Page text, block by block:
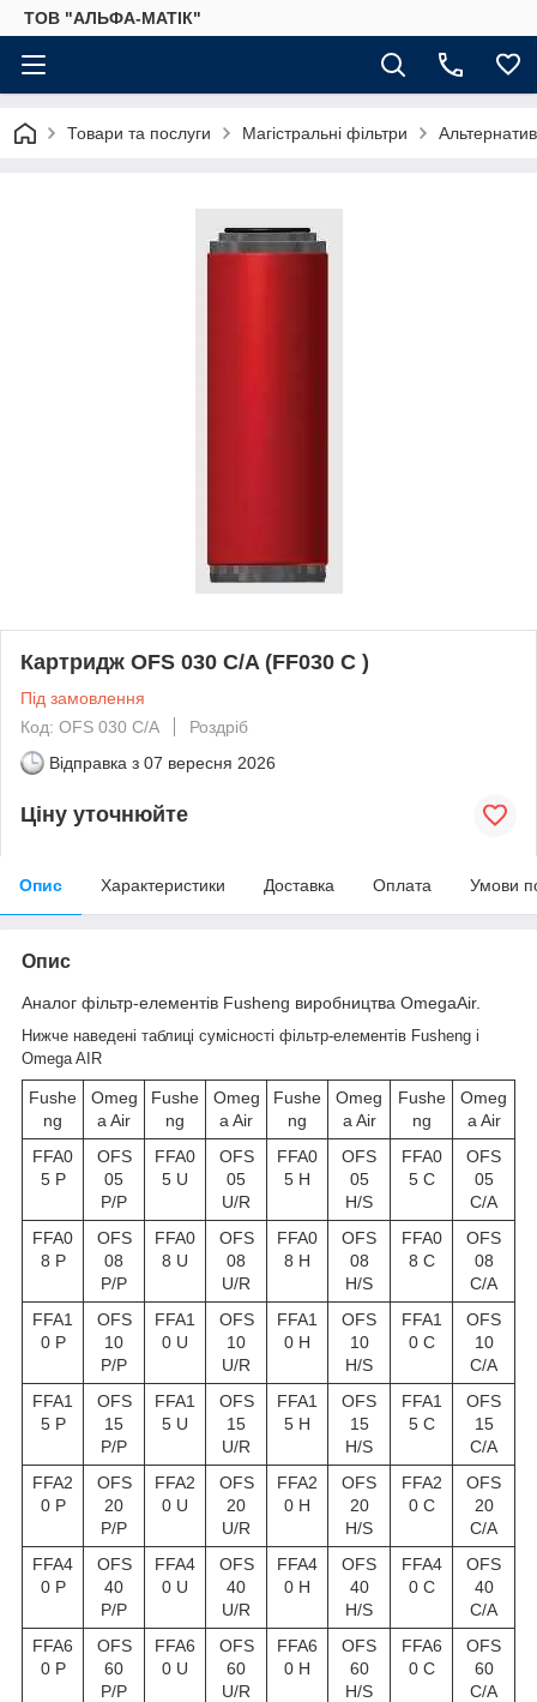
ТОВ "АЛЬФА-МАТІК"
Товари та послуги Магістральні фільтри
Картридж OFS 030 C/A (FF030 C )
Під замовлення
Код: OFS 030 C/A
Роздріб
Відправка з 07 вересня 2026
Ціну уточнюйте
Опис Характеристики Доставка Оплата Умови
Опис
Аналог фільтр-елементів Fusheng виробництва OmegaAir.
Нижче наведені таблиці сумісності фільтр-елементів Fusheng і
Omega AIR
Fushe
ng
Omeg
a Air
Fushe
ng
Omeg
a Air
Fushe
ng
Omeg
a Air
Fushe
ng
Omeg
a Air
FFA0
5 P
OFS
05
P/P
FFA0
5 U
OFS
05
U/R
FFA0
5 H
OFS
05
H/S
FFA0
5 C
OFS
05
C/A
FFA0
8 P
OFS
08
P/P
FFA0
8 U
OFS
08
U/R
FFA0
8 H
OFS
08
H/S
FFA0
8 C
OFS
08
C/A
FFA1
0 P
OFS
10
P/P
FFA1
0 U
OFS
10
U/R
FFA1
0 H
OFS
10
H/S
FFA1
0 C
OFS
10
C/A
FFA1
5 P
OFS
15
P/P
FFA1
5 U
OFS
15
U/R
FFA1
5 H
OFS
15
H/S
FFA1
5 C
OFS
15
C/A
FFA2
0 P
OFS
20
P/P
FFA2
0 U
OFS
20
U/R
FFA2
0 H
OFS
20
H/S
FFA2
0 C
OFS
20
C/A
FFA4
0 P
OFS
40
P/P
FFA4
0 U
OFS
40
U/R
FFA4
0 H
OFS
40
H/S
FFA4
0 C
OFS
40
C/A
FFA6
0 P
OFS
60
P/P
FFA6
0 U
OFS
60
U/R
FFA6
0 H
OFS
60
H/S
FFA6
0 C
OFS
60
C/A